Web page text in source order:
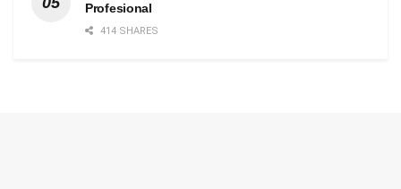
Profesional
414 SHARES